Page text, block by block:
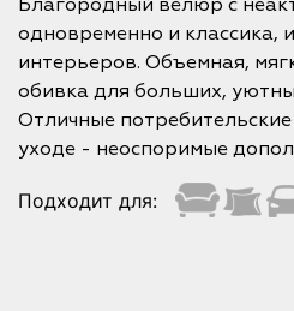
Благородный велюр с
одновременно и классика,
интерьеров. Объемная,
обивка для больших,
Отличные
уходе - неоспоримые
Подходит для: